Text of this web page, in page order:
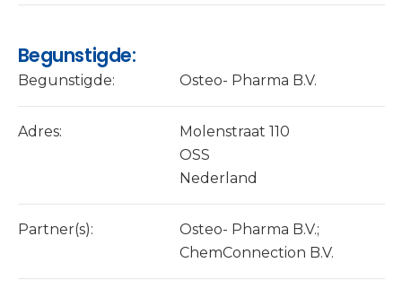
Begunstigde:
Begunstigde: Osteo- Pharma B.V.
Adres:
Molenstraat 110
OSS
Nederland
Partner(s):
Osteo- Pharma B.V.;
ChemConnection B.V.